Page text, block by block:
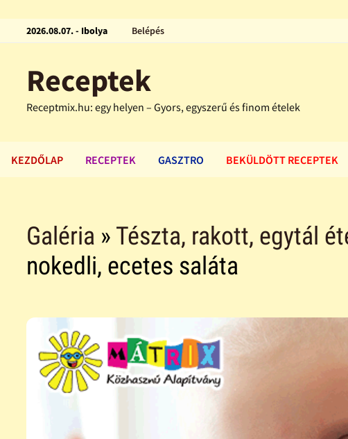
2026.08.07. - Ibolya Belépés
Receptek
Receptmix.hu: egy helyen – Gyors, egyszerű és finom ételek
KEZDŐLAP RECEPTEK GASZTRO BEKÜLDÖTT RECEPTEK
Galéria » Tészta, rakott, egytál
nokedli, ecetes saláta